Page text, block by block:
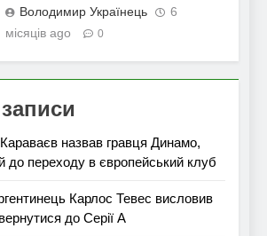
Володимир Українець
6
місяців ago
0
назвав гравця Динамо,
до переходу в європейський клуб
Карлос Тевес висловив
до Серії А